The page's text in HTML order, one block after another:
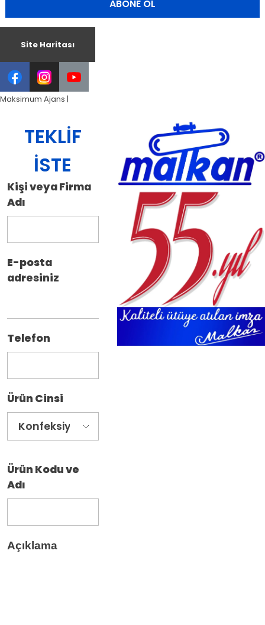
Site Haritası
Maksimum Ajans |
TEKLIF
İSTE
Kişi veya Firma
Adı
E-posta
adresiniz
Telefon
Ürün Cinsi
Ürün Kodu ve
Adı
Açıklama